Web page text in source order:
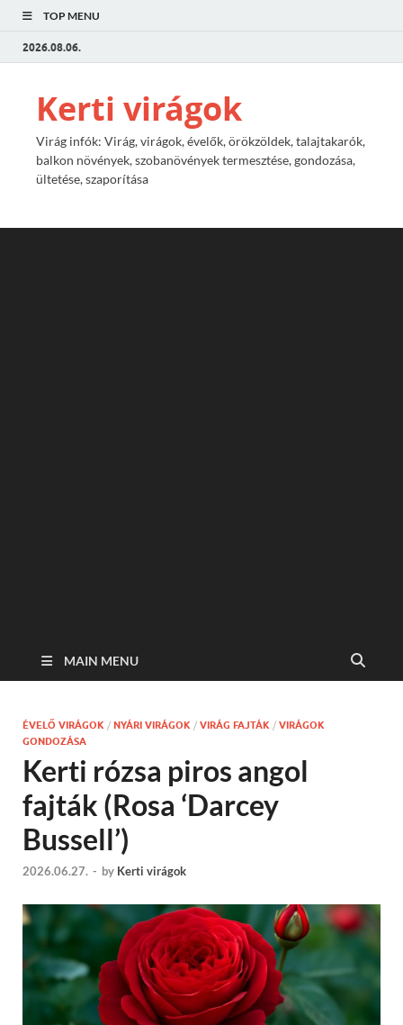
TOP MENU
2026.08.06.
Kerti virágok
Virág infók: Virág, virágok, évelők, örökzöldek, talajtakarók,
balkon növények, szobanövények termesztése, gondozása,
ültetése, szaporítása
MAIN MENU
ÉVELŐ VIRÁGOK / NYÁRI VIRÁGOK / VIRÁG FAJTÁK / VIRÁGOK
GONDOZÁSA
Kerti rózsa piros angol
fajták (Rosa ‘Darcey
Bussell’)
2026.06.27. - by Kerti virágok